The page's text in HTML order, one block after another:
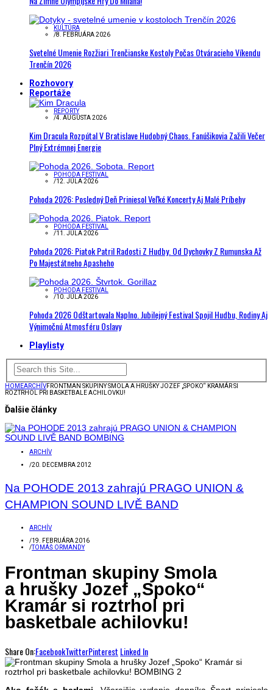
KULTÚRA
/8. FEBRUÁRA 2026
Svetelné Umenie Rozžiari Trenčianske Kostoly Počas Otváracieho Víkendu
Trenčín 2026
Rozhovory
Reportáže
REPORTY
/4. AUGUSTA 2026
Kim Dracula Rozpútal V Bratislave Hudobný Chaos. Fanúšikovia Zažili Večer
Plný Extrémnej Energie
POHODA FESTIVAL
/12. JÚLA 2026
Pohoda 2026: Posledný Deň Priniesol Veľké Koncerty Aj Malé Príbehy
POHODA FESTIVAL
/11. JÚLA 2026
Pohoda 2026: Piatok Patril Radosti Z Hudby. Od Dychovky Z Rumunska Až
Po Majestátneho Apasheho
POHODA FESTIVAL
/10. JÚLA 2026
Pohoda 2026 Odštartovala Naplno. Jubilejný Festival Spojil Hudbu, Rodiny Aj
Výnimočnú Atmosféru Oslavy
Playlisty
HOMEARCHÍVFRONTMAN SKUPINY SMOLA A HRUŠKY JOZEF „SPOKO“ KRAMÁR SI
ROZTRHOL PRI BASKETBALE ACHILOVKU!
Ďalšie články
ARCHÍV
/20. DECEMBRA 2012
Na POHODE 2013 zahrajú PRAGO UNION &
CHAMPION SOUND LIVĚ BAND
ARCHÍV
/19. FEBRUÁRA 2016
/TOMÁŠ ORMANDY
Frontman skupiny Smola
a hrušky Jozef „Spoko“
Kramár si roztrhol pri
basketbale achilovku!
Share On:FacebookTwitterPinterest Linked In